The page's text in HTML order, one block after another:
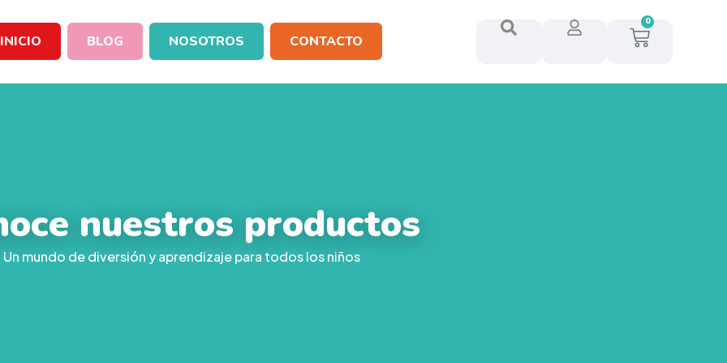
INICIO BLOG NOSOTROS CONTACTO
0
nuestros productos
Un mundo de diversión y aprendizaje para todos los niños